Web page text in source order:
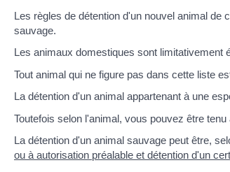
Les règles de détention d'un nouvel animal de
sauvage.
Les animaux domestiques sont limitativement
Tout animal qui ne figure pas dans cette liste
La détention d'un animal appartenant à une
Toutefois selon l'animal, vous pouvez être
La détention d'un animal sauvage peut être,
ou à autorisation préalable et détention d'un